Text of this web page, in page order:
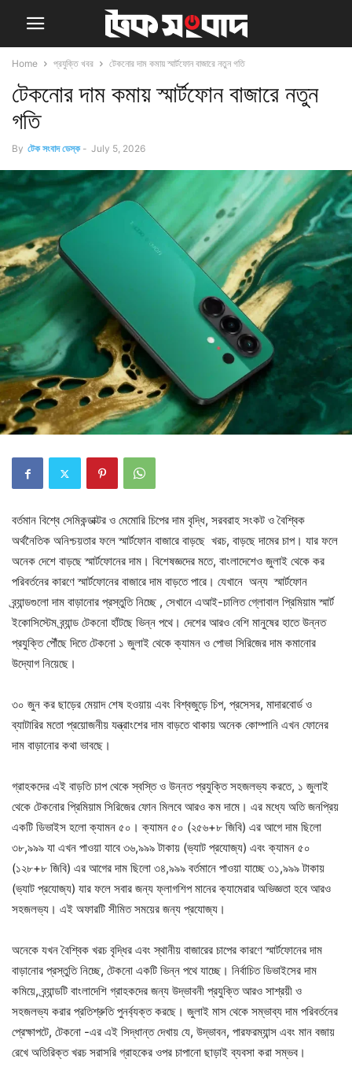
Home প্রযুক্তি খবর টেকনোর দাম কমায় স্মার্টফোন বাজারে নতুন গতি
টেকনোর দাম কমায় স্মার্টফোন বাজারে নতুন
গতি
By টেক সংবাদ ডেস্ক - July 5, 2026
বর্তমান বিশ্বে সেমিকন্ডাক্টর ও মেমোরি চিপের দাম বৃদ্ধি, সরবরাহ সংকট ও বৈশ্বিক
অর্থনৈতিক অনিশ্চয়তার ফলে স্মার্টফোন বাজারে বাড়ছে খরচ, বাড়ছে দামের চাপ। যার ফলে
অনেক দেশে বাড়ছে স্মার্টফোনের দাম। বিশেষজ্ঞদের মতে, বাংলাদেশেও জুলাই থেকে কর
পরিবর্তনের কারণে স্মার্টফোনের বাজারে দাম বাড়তে পারে। যেখানে অন্য স্মার্টফোন
ব্র্যান্ডগুলো দাম বাড়ানোর প্রস্তুতি নিচ্ছে , সেখানে এআই-চালিত গ্লোবাল প্রিমিয়াম স্মার্ট
ইকোসিস্টেম ব্র্যান্ড টেকনো হাঁটছে ভিন্ন পথে। দেশের আরও বেশি মানুষের হাতে উন্নত
প্রযুক্তি পৌঁছে দিতে টেকনো ১ জুলাই থেকে ক্যামন ও পোভা সিরিজের দাম কমানোর
উদ্যোগ নিয়েছে।
৩০ জুন কর ছাড়ের মেয়াদ শেষ হওয়ায় এবং বিশ্বজুড়ে চিপ, প্রসেসর, মাদারবোর্ড ও
ব্যাটারির মতো প্রয়োজনীয় যন্ত্রাংশের দাম বাড়তে থাকায় অনেক কোম্পানি এখন ফোনের
দাম বাড়ানোর কথা ভাবছে।
গ্রাহকদের এই বাড়তি চাপ থেকে স্বস্তি ও উন্নত প্রযুক্তি সহজলভ্য করতে, ১ জুলাই
থেকে টেকনোর প্রিমিয়াম সিরিজের ফোন মিলবে আরও কম দামে। এর মধ্যে অতি জনপ্রিয়
একটি ডিভাইস হলো ক্যামন ৫০। ক্যামন ৫০ (২৫৬+৮ জিবি) এর আগে দাম ছিলো
৩৮,৯৯৯ যা এখন পাওয়া যাবে ৩৬,৯৯৯ টাকায় (ভ্যাট প্রযোজ্য) এবং ক্যামন ৫০
(১২৮+৮ জিবি) এর আগের দাম ছিলো ৩৪,৯৯৯ বর্তমানে পাওয়া যাচ্ছে ৩১,৯৯৯ টাকায়
(ভ্যাট প্রযোজ্য) যার ফলে সবার জন্য ফ্লাগশিপ মানের ক্যামেরার অভিজ্ঞতা হবে আরও
সহজলভ্য। এই অফারটি সীমিত সময়ের জন্য প্রযোজ্য।
অনেকে যখন বৈশ্বিক খরচ বৃদ্ধির এবং স্থানীয় বাজারের চাপের কারণে স্মার্টফোনের দাম
বাড়ানোর প্রস্তুতি নিচ্ছে, টেকনো একটি ভিন্ন পথে যাচ্ছে। নির্বাচিত ডিভাইসের দাম
কমিয়ে, ব্র্যান্ডটি বাংলাদেশি গ্রাহকদের জন্য উদ্ভাবনী প্রযুক্তি আরও সাশ্রয়ী ও
সহজলভ্য করার প্রতিশ্রুতি পুনর্ব্যক্ত করছে। জুলাই মাস থেকে সম্ভাব্য দাম পরিবর্তনের
প্রেক্ষাপটে, টেকনো -এর এই সিদ্ধান্ত দেখায় যে, উদ্ভাবন, পারফরম্যান্স এবং মান বজায়
রেখে অতিরিক্ত খরচ সরাসরি গ্রাহকের ওপর চাপানো ছাড়াই ব্যবসা করা সম্ভব।